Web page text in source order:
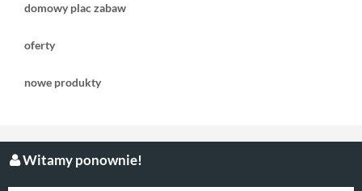
domowy plac zabaw
oferty
nowe produkty
Witamy ponownie!